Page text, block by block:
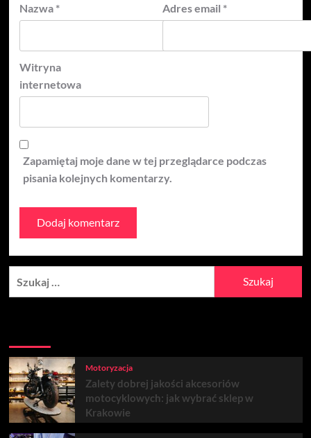
Nazwa * Adres email *
Witryna
internetowa
Zapamiętaj moje dane w tej przeglądarce podczas
pisania kolejnych komentarzy.
Motoryzacja
Zalety dobrej jakości akcesoriów
motocyklowych: jak wybrać sklep w
Krakowie